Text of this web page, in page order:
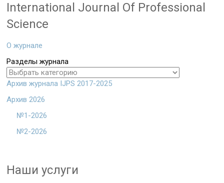
International Journal Of Professional
Science
О журнале
Разделы журнала
Архив журнала IJPS 2017-2025
Архив 2026
№1-2026
№2-2026
Наши услуги